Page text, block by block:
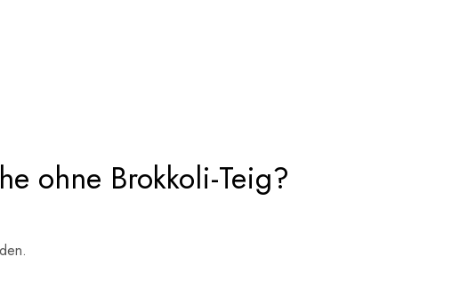
ohne Brokkoli-Teig?